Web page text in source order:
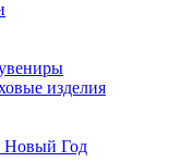
изделия
Новый Год